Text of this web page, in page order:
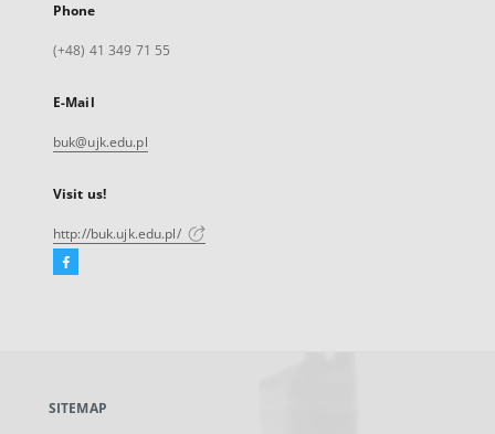
Phone
(+48) 41 349 71 55
E-Mail
buk@ujk.edu.pl
Visit us!
http://buk.ujk.edu.pl/
Facebook
new
SITEMAP